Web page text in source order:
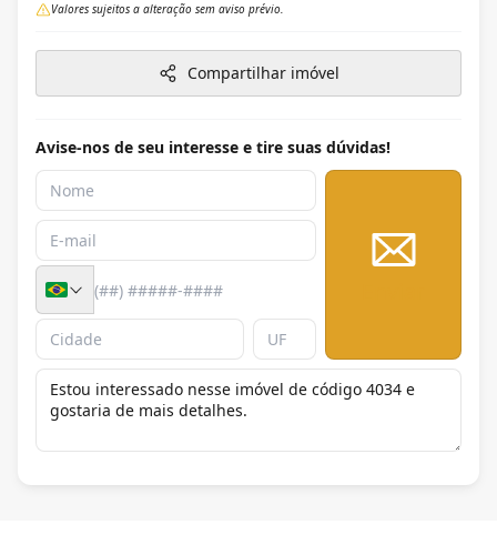
Valores sujeitos a alteração sem aviso prévio.
Compartilhar imóvel
Avise-nos de seu interesse e tire suas dúvidas!